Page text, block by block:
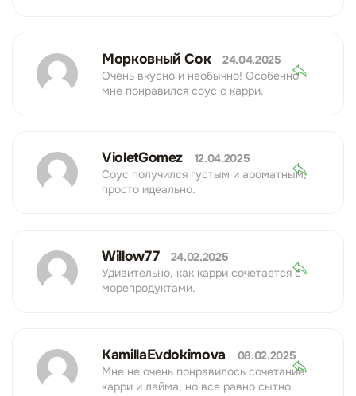
Морковный Сок
24.04.2025
Очень вкусно и необычно! Особенно
мне понравился соус с карри.
VioletGomez
12.04.2025
Соус получился густым и ароматным,
просто идеально.
Willow77
24.02.2025
Удивительно, как карри сочетается с
морепродуктами.
KamillaEvdokimova
08.02.2025
Мне не очень понравилось сочетание
карри и лайма, но все равно сытно.